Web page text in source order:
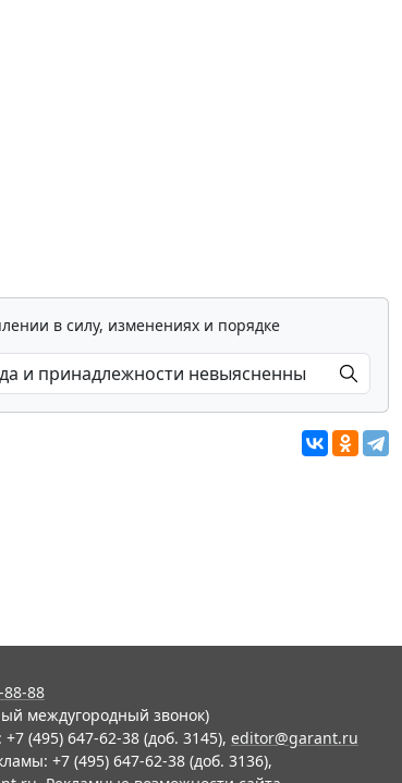
в силу, изменениях и порядке
88-88
междугородный звонок)
+7 (495) 647-62-38 (доб. 3145), editor@garant.ru
+7 (495) 647-62-38 (доб. 3136),